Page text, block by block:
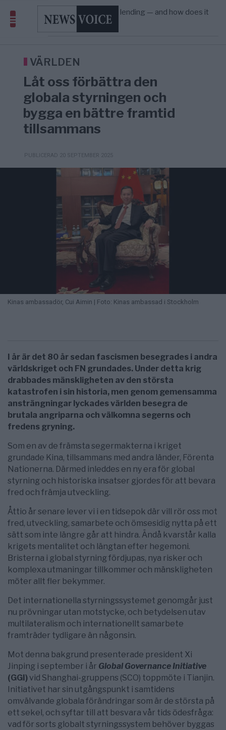
09:12
What is P2B lending — and how does it
differ from P2P?
KRIG & FRED
Richard D. Wolff: Därför provocerar
Överger tanken om ett ...
VÄRLDEN
Låt oss förbättra den
globala styrningen och
bygga en bättre framtid
tillsammans
PUBLICERAD 20 SEPTEMBER 2025
Kinas ambassadör, Cui Aimin | Foto: Kinas ambassad i Stockholm
I år är det 80 år sedan fascismen besegrades i andra
världskriget och FN grundades. Under detta krig
drabbades mänskligheten av den största
katastrofen i sin historia, men genom gemensamma
ansträngningar lyckades världen besegra de
brutala angriparna och välkomna segerns och
fredens gryning.
Som en av de främsta segermakterna i kriget
grundade Kina, tillsammans med andra länder, Förenta
Nationerna. Därmed inleddes en ny era för global
styrning och historiska insatser gjordes för att bevara
fred och främja utveckling.
Åttio år senare lever vi i en tidsepok där vill rör oss mot
fred, utveckling, samarbete och ömsesidig nytta på ett
sätt som inte längre går att hindra. Ändå kvarstår kalla
krigets mentalitet och längtan efter hegemoni.
Bristerna i global styrning fördjupas, nya risker och
komplexa utmaningar tillkommer och mänskligheten
möter allt fler bekymmer.
Det internationella styrningssystemet genomgår just
nu prövningar utan motstycke, och betydelsen utav
multilateralism och internationellt samarbete
framträder tydligare än någonsin.
Mot denna bakgrund presenterade president Xi
Jinping i september i år Global Governance Initiative
(GGI) vid Shanghai-gruppens (SCO) toppmöte i Tianjin.
Initiativet har sin utgångspunkt i samtidens
omvälvande globala förändringar som är de största på
ett sekel, och syftar till att besvara vår tids ödesfråga:
vad för sorts globalt styrningssystem behöver byggas